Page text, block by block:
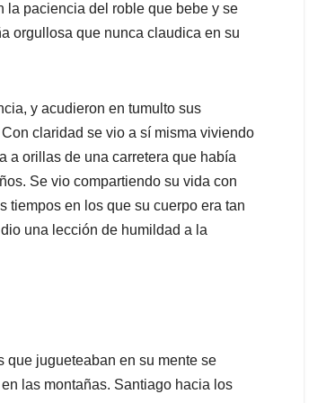
la paciencia del roble que bebe y se
orgullosa que nunca claudica en su
y acudieron en tumulto sus
claridad se vio a sí misma viviendo
a orillas de una carretera que había
Se vio compartiendo su vida con
tiempos en los que su cuerpo era tan
una lección de humildad a la
que jugueteaban en su mente se
las montañas. Santiago hacia los